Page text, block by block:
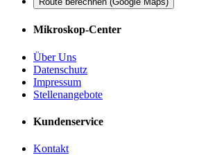
Mikroskop-Center
Über Uns
Datenschutz
Impressum
Stellenangebote
Kundenservice
Kontakt